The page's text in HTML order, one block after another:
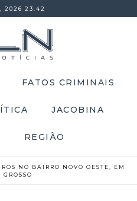
2026 23:42
FATOS CRIMINAIS
JACOBINA
REGIÃO
NO BAIRRO NOVO OESTE, EM